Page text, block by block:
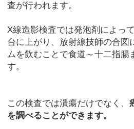
査が行われます。
X線造影検査では発泡剤によっ
台に上がり、放射線技師の合図
ムを飲むことで食道～十二指腸
す。
この検査では潰瘍だけでなく、
を調べることができます。